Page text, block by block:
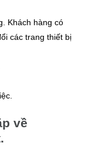
Khách hàng có
các trang thiết bị
về